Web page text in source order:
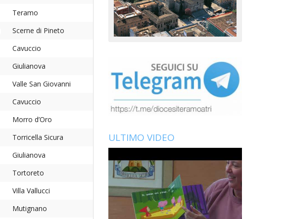
Teramo
Scerne di Pineto
Cavuccio
Giulianova
Valle San Giovanni
Cavuccio
Morro d’Oro
Torricella Sicura
Giulianova
Tortoreto
Villa Vallucci
Mutignano
ULTIMO VIDEO